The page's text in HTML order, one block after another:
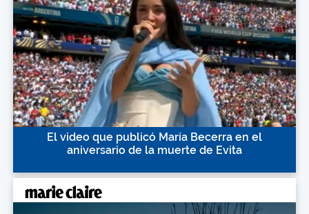
El video que publicó María Becerra en el
aniversario de la muerte de Evita